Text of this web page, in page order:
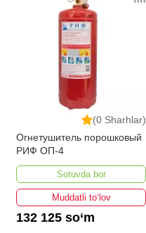
(0 Sharhlar)
Огнетушитель порошковый
РИФ ОП-4
Sotuvda bor
Muddatli to‘lov
132 125 so‘m